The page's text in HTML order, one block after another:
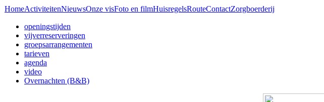
HomeActiviteitenNieuwsOnze visFoto en filmHuisregelsRouteContactZorgboerderij
openingstijden
vijverreserveringen
groepsarrangementen
tarieven
agenda
video
Overnachten (B&B)